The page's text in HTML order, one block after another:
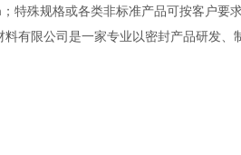
特殊规格或各类非标准产品可按客户要
料有限公司是一家专业以密封产品研发、